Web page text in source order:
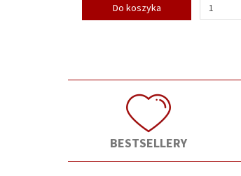
Do koszyka
BESTSELLERY